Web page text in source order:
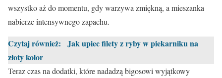
wszystko aż do momentu, gdy warzywa zmiękną, a mieszanka
nabierze intensywnego zapachu.
Czytaj również:
Jak upiec filety z ryby w piekarniku na
złoty kolor
Teraz czas na dodatki, które nadadzą bigosowi wyjątkowy